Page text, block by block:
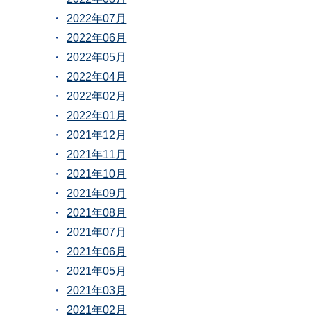
2022年07月
2022年06月
2022年05月
2022年04月
2022年02月
2022年01月
2021年12月
2021年11月
2021年10月
2021年09月
2021年08月
2021年07月
2021年06月
2021年05月
2021年03月
2021年02月